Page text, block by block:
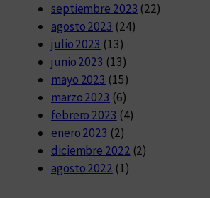
septiembre 2023 (22)
agosto 2023 (24)
julio 2023 (13)
junio 2023 (13)
mayo 2023 (15)
marzo 2023 (6)
febrero 2023 (4)
enero 2023 (2)
diciembre 2022 (2)
agosto 2022 (1)